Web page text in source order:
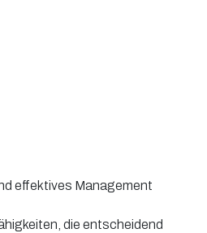
effektives Management
die entscheidend